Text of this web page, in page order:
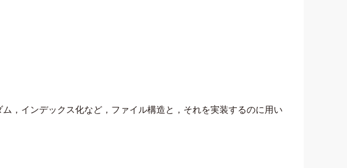
，インデックス化など，ファイル構造と，それを実装するのに用い